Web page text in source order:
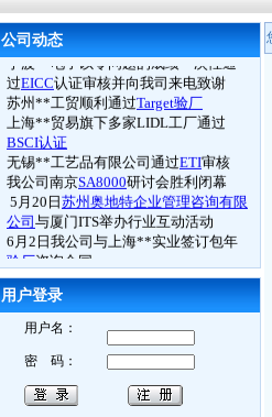
公司动态
南通**服饰顺利通过WRAP认证
苏州**鞋厂于顺利通过
宁波**电子以零问题的成绩一次性通
过 EICC 认证审核并向我司来电致谢
苏州**工贸顺利通过Target验厂
上海**贸易旗下多家LIDL工厂通过
BSCI认证
无锡**工艺品有限公司通过
我公司南京SA8000研讨会胜利闭幕
5月20日苏州奥地特企业管理咨询有限
公司与厦门ITS举办行业互动活动
6月2日我公司与上海**实业签订包年
验厂 咨询合同
祝贺张家港**贸易下属两家工厂通过
ICTI认证
6月4日常熟**电子通过ICTI验厂
6.月5日张家港**鞋业司通过ETI验厂
6月4日镇江**体育用品厂FSC认证
良好成绩
6月10日我公司
BSCI研讨会在苏州召开
用户登录
用户名：
密 码：